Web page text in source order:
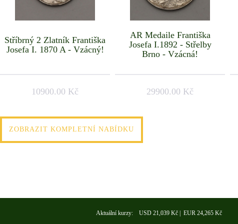
Stříbrný 2 Zlatník Františka
Josefa I. 1870 A - Vzácný!
10900.00 Kč
AR Medaile Františka
Josefa I.1892 - Střelby
Brno - Vzácná!
29900.00 Kč
ZOBRAZIT KOMPLETNÍ NABÍDKU
Aktuální kurzy: USD 21,039 Kč | EUR 24,265 Kč